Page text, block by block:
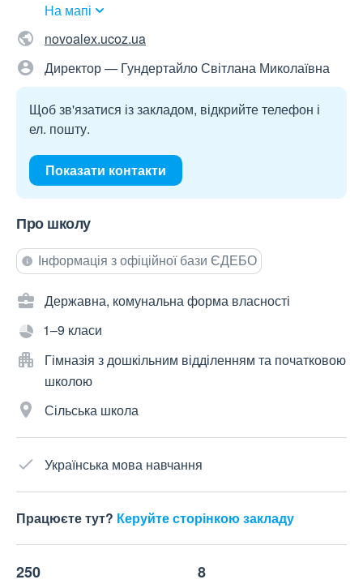
На мапі
novoalex.ucoz.ua
Директор — Гундертайло Світлана Миколаївна
Щоб зв'язатися із закладом, відкрийте телефон і
ел. пошту.
Показати контакти
Про школу
Інформація з офіційної бази ЄДЕБО
Державна, комунальна форма власності
1–9 класи
Гімназія з дошкільним відділенням та початковою
школою
Сільська школа
Українська мова навчання
Працюєте тут? Керуйте сторінкою закладу
250 8